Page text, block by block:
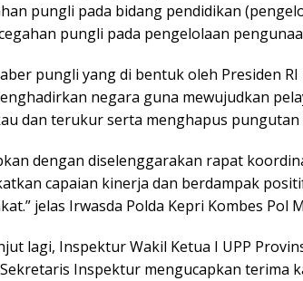
pungli pada bidang pendidikan
pungli pada pengelolaan
pungli yang di bentuk oleh Presiden
negara guna mewujudkan
dan terukur serta menghapus pungutan
dengan diselenggarakan rapat
capaian kinerja dan berdampak
jelas Irwasda Polda Kepri Kombes Pol
lagi, Inspektur Wakil Ketua I UPP
Inspektur mengucapkan terima